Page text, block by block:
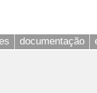
documentação